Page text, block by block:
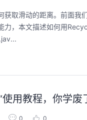
取滑动的距离。前面
，本文描述如何用
用教程，你学废
0 0